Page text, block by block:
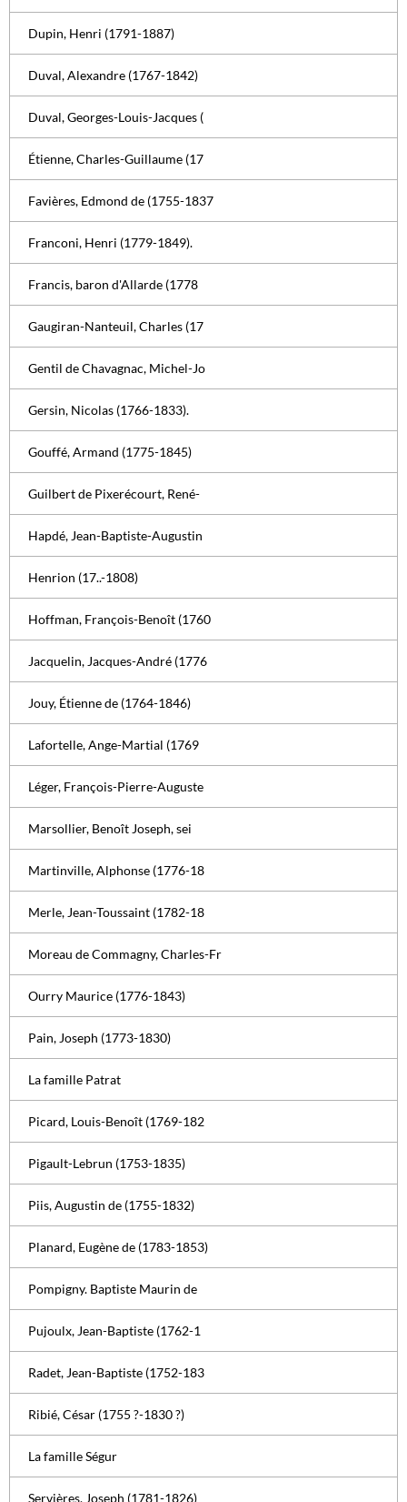
Dupin, Henri (1791-1887)
Duval, Alexandre (1767-1842)
Duval, Georges-Louis-Jacques (
Étienne, Charles-Guillaume (17
Favières, Edmond de (1755-1837
Franconi, Henri (1779-1849).
Francis, baron d'Allarde (1778
Gaugiran-Nanteuil, Charles (17
Gentil de Chavagnac, Michel-Jo
Gersin, Nicolas (1766-1833).
Gouffé, Armand (1775-1845)
Guilbert de Pixerécourt, René-
Hapdé, Jean-Baptiste-Augustin
Henrion (17..-1808)
Hoffman, François-Benoît (1760
Jacquelin, Jacques-André (1776
Jouy, Étienne de (1764-1846)
Lafortelle, Ange-Martial (1769
Léger, François-Pierre-Auguste
Marsollier, Benoît Joseph, sei
Martinville, Alphonse (1776-18
Merle, Jean-Toussaint (1782-18
Moreau de Commagny, Charles-Fr
Ourry Maurice (1776-1843)
Pain, Joseph (1773-1830)
La famille Patrat
Picard, Louis-Benoît (1769-182
Pigault-Lebrun (1753-1835)
Piis, Augustin de (1755-1832)
Planard, Eugène de (1783-1853)
Pompigny. Baptiste Maurin de
Pujoulx, Jean-Baptiste (1762-1
Radet, Jean-Baptiste (1752-183
Ribié, César (1755 ?-1830 ?)
La famille Ségur
Servières, Joseph (1781-1826)